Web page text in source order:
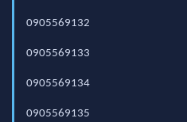
0905569132
0905569133
0905569134
0905569135